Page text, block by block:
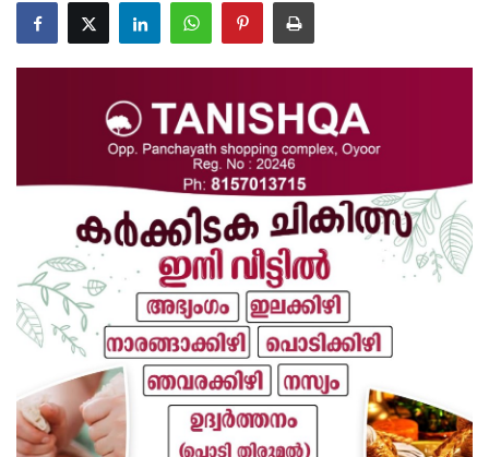
Pravasi
Health
Technology